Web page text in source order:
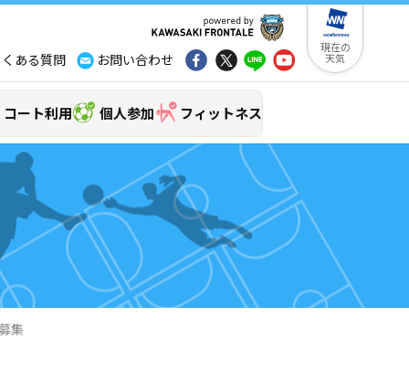
現在の
天気
ある質問 お問い合わせ
コート利用 個人参加 フィットネス
集